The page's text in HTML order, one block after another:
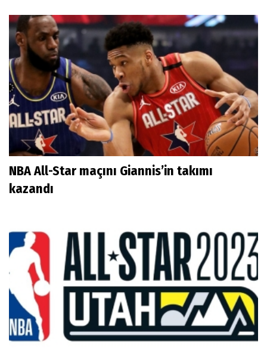
NBA All-Star maçını Giannis’in takımı
kazandı